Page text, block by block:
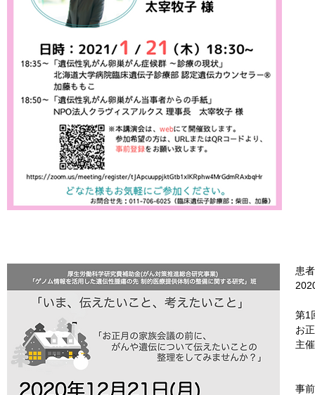
患
第1
お
主
事